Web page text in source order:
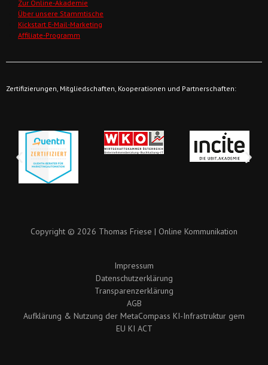
Zur Online-Akademie
Über unsere Stammtische
Kickstart E-Mail-Marketing
Affiliate-Programm
Zertifizierungen, Mitgliedschaften, Kooperationen und Partnerschaften:
Copyright © 2026 Thomas Friese | Online Kommunikation
Impressum
Datenschutzerklärung
Transparenzerklärung
AGB
Aufklärung & Nutzung der MetaCompass KI-Infrastruktur gem
EU KI ACT